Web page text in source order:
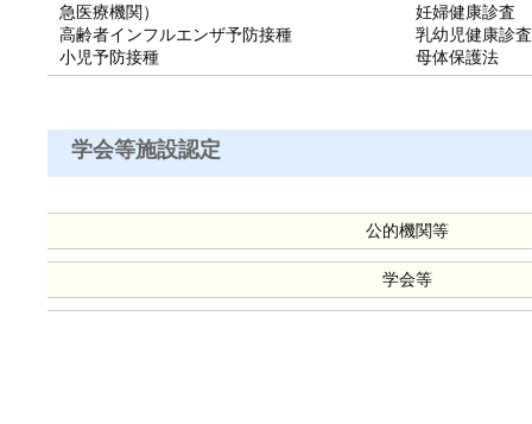
急医療機関）
高齢者インフルエンザ予防接種
小児予防接種
妊婦健康診査
乳幼児健康診査
母体保護法
学会等施設認定
公的機関等
学会等